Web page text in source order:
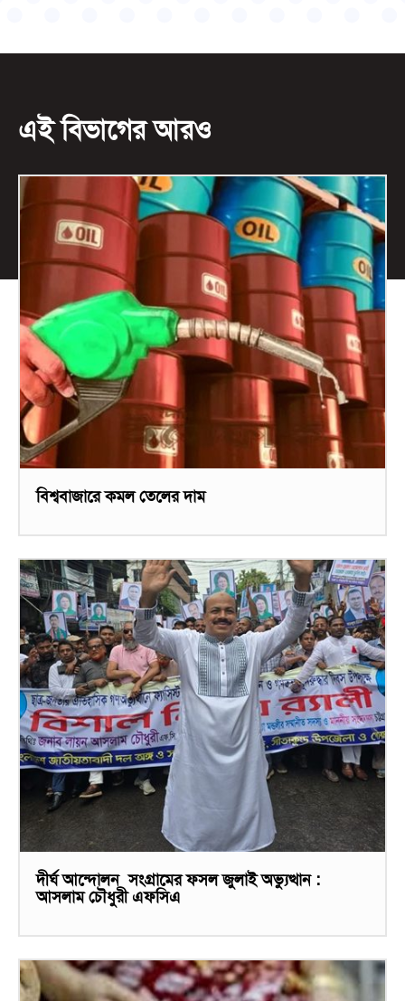
এই বিভাগের আরও
বিশ্ববাজারে কমল তেলের দাম
দীর্ঘ আন্দোলন সংগ্রামের ফসল জুলাই অভ্যুত্থান :
আসলাম চৌধুরী এফসিএ